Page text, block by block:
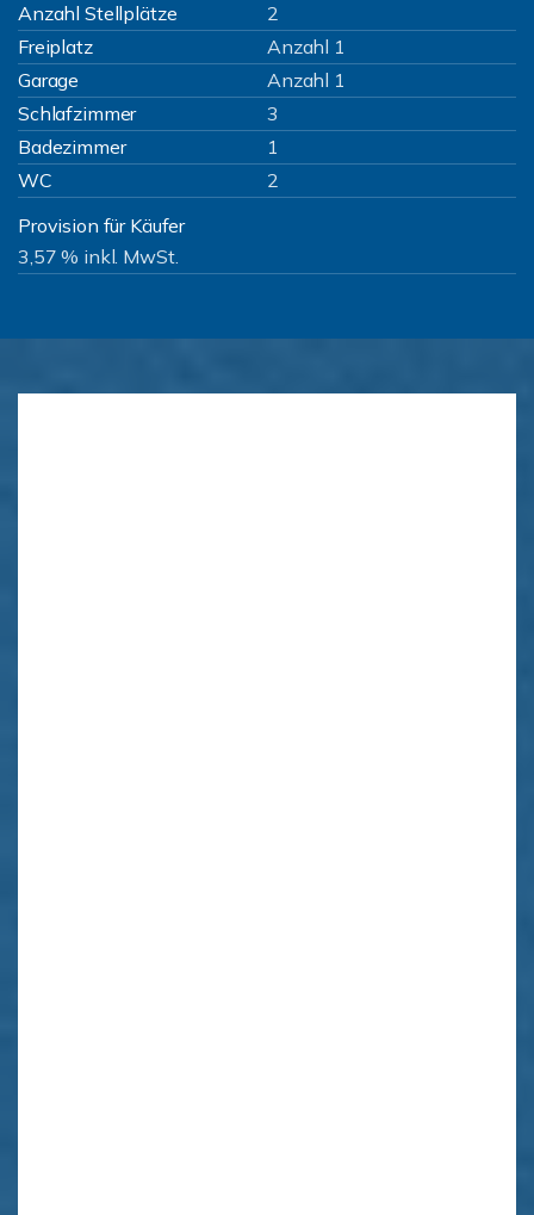
Anzahl Stellplätze
2
Freiplatz
Anzahl 1
Garage
Anzahl 1
Schlafzimmer
3
Badezimmer
1
WC
2
Provision für Käufer
3,57 % inkl. MwSt.